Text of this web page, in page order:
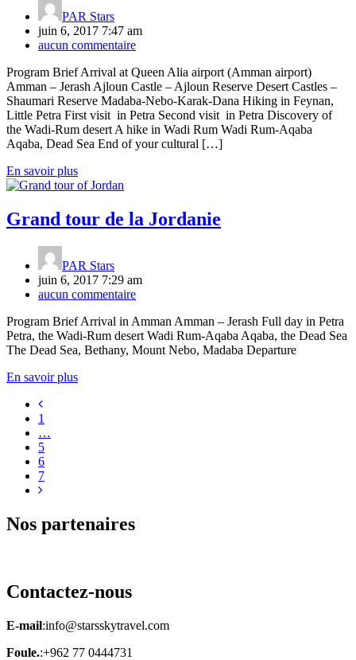
PAR Stars
juin 6, 2017 7:47 am
aucun commentaire
Program Brief Arrival at Queen Alia airport (Amman airport)
Amman – Jerash Ajloun Castle – Ajloun Reserve Desert Castles –
Shaumari Reserve Madaba-Nebo-Karak-Dana Hiking in Feynan,
Little Petra First visit in Petra Second visit in Petra Discovery of
the Wadi-Rum desert A hike in Wadi Rum Wadi Rum-Aqaba
Aqaba, Dead Sea End of your cultural […]
En savoir plus
Grand tour de la Jordanie
PAR Stars
juin 6, 2017 7:29 am
aucun commentaire
Program Brief Arrival in Amman Amman – Jerash Full day in Petra
Petra, the Wadi-Rum desert Wadi Rum-Aqaba Aqaba, the Dead Sea
The Dead Sea, Bethany, Mount Nebo, Madaba Departure
En savoir plus
1
…
5
6
7
Nos partenaires
Contactez-nous
E-mail:info@starsskytravel.com
Foule.:+962 77 0444731